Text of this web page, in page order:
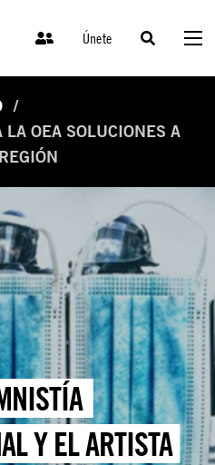
Únete
OEA SOLUCIONES A
Y EL ARTISTA